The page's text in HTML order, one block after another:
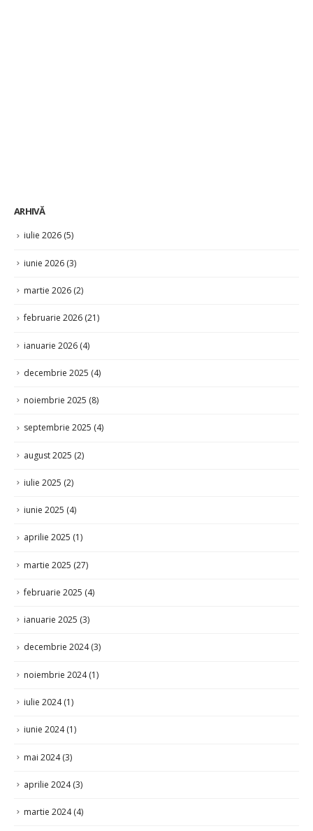
ARHIVĂ
iulie 2026 (5)
iunie 2026 (3)
martie 2026 (2)
februarie 2026 (21)
ianuarie 2026 (4)
decembrie 2025 (4)
noiembrie 2025 (8)
septembrie 2025 (4)
august 2025 (2)
iulie 2025 (2)
iunie 2025 (4)
aprilie 2025 (1)
martie 2025 (27)
februarie 2025 (4)
ianuarie 2025 (3)
decembrie 2024(3)
noiembrie 2024(1)
iulie 2024(1)
iunie 2024(1)
mai 2024(3)
aprilie 2024(3)
martie 2024(4)